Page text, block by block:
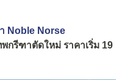
Noble Norse
กรีฑาตัดใหม่ ราคาเริ่ม 19